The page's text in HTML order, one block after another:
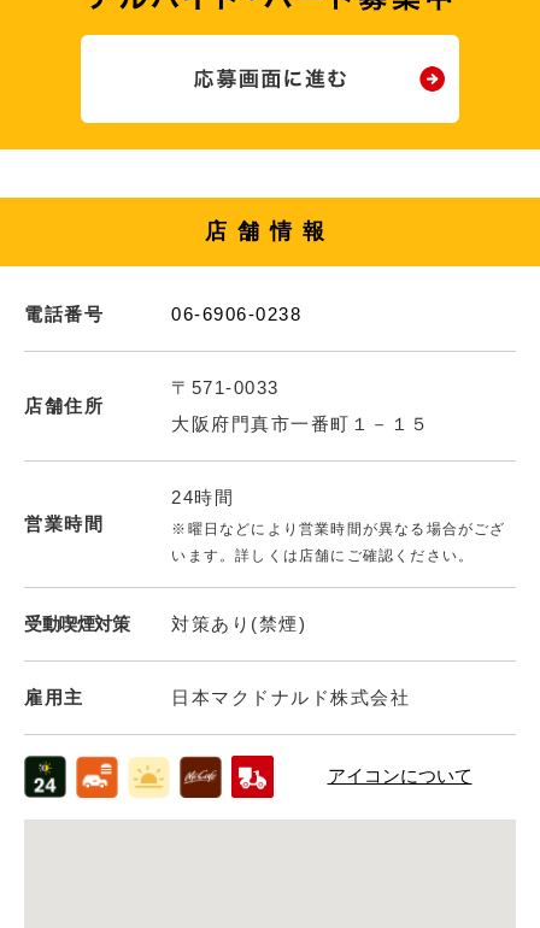
店舗情報
電話番号 06-6906-0238
店舗住所
〒571-0033
大阪府門真市一番町１－１５
営業時間
24時間
※曜日などにより営業時間が異なる場合がござ
います。詳しくは店舗にご確認ください。
受動喫煙対策 対策あり(禁煙)
雇用主 日本マクドナルド株式会社
アイコンについて